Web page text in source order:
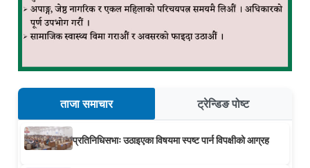
ताजा समाचार ट्रेन्डिङ पोष्ट
प्रतिनिधिसभाः उठाइएका विषयमा स्पष्ट पार्न विपक्षीको आग्रह